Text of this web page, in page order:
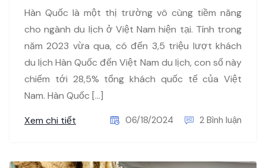
Hàn Quốc là một thị trường vô cùng tiềm năng
cho ngành du lịch ở Việt Nam hiện tại. Tính trong
năm 2023 vừa qua, có đến 3,5 triệu lượt khách
du lịch Hàn Quốc đến Việt Nam du lịch, con số này
chiếm tới 28,5% tổng khách quốc tế của Việt
Nam. Hàn Quốc […]
Xem chi tiết
06/18/2024 2 Bình luận